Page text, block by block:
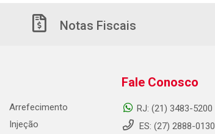
Notas Fiscais
Arrefecimento
Injeção
Fale Conosco
RJ: (21) 3483-5200
ES: (27) 2888-0130